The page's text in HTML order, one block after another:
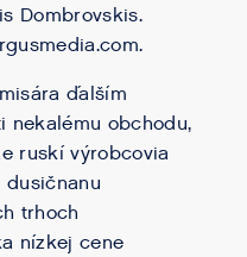
Dombrovskis.
ďalším
nekalému obchodu,
ruskí výrobcovia
trhoch
nízkej cene